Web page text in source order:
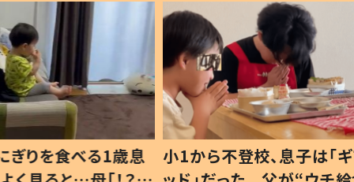
歳息
小1から不登校、息子は「ギフテ
ひ孫